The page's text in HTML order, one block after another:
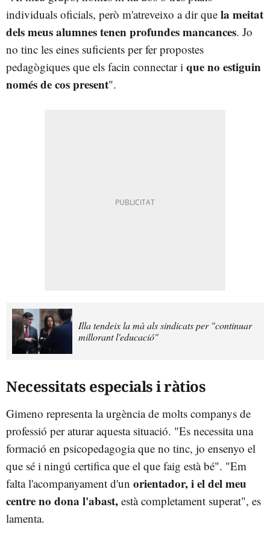
individuals oficials, però m'atreveixo a dir que la meitat
dels meus alumnes tenen profundes mancances. Jo
no tinc les eines suficients per fer propostes
pedagògiques que els facin connectar i que no estiguin
només de cos present".
Illa tendeix la mà als sindicats per "continuar
millorant l'educació"
Necessitats especials i ràtios
Gimeno representa la urgència de molts companys de
professió per aturar aquesta situació. "Es necessita una
formació en psicopedagogia que no tinc, jo ensenyo el
que sé i ningú certifica que el que faig està bé". "Em
falta l'acompanyament d'un orientador, i el del meu
centre no dona l'abast, està completament superat", es
lamenta.